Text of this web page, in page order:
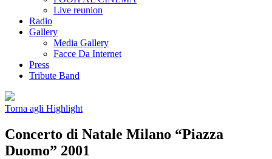
Live reunion
Radio
Gallery
Media Gallery
Facce Da Internet
Press
Tribute Band
Torna agli Highlight
Concerto di Natale Milano “Piazza
Duomo” 2001